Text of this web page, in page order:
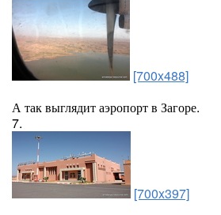
[700x488]
А так выглядит аэропорт в Загоре.
7.
[700x397]